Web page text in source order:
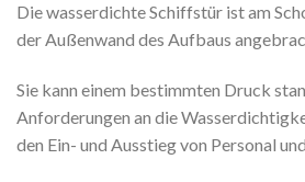
Die wasserdichte Schiffstür ist am
der Außenwand des Aufbaus
Sie kann einem bestimmten Druck
Anforderungen an die
den Ein- und Ausstieg von Personal